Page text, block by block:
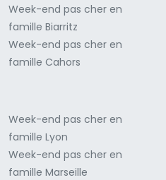
Week-end pas cher en
famille Biarritz
Week-end pas cher en
famille Cahors
Week-end pas cher en
famille Lyon
Week-end pas cher en
famille Marseille